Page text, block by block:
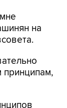
на
принципам,